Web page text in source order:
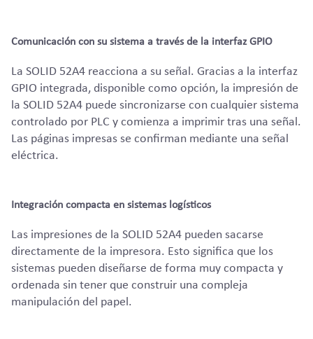
Comunicación con su sistema a través de la interfaz GPIO
La SOLID 52A4 reacciona a su señal. Gracias a la interfaz
GPIO integrada, disponible como opción, la impresión de
la SOLID 52A4 puede sincronizarse con cualquier sistema
controlado por PLC y comienza a imprimir tras una señal.
Las páginas impresas se confirman mediante una señal
eléctrica.
Integración compacta en sistemas logísticos
Las impresiones de la SOLID 52A4 pueden sacarse
directamente de la impresora. Esto significa que los
sistemas pueden diseñarse de forma muy compacta y
ordenada sin tener que construir una compleja
manipulación del papel.